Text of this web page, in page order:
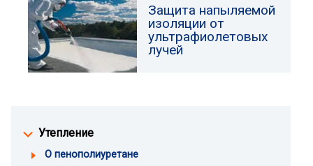
Утепление
О пенополиуретане
Защита напыляемой
изоляции от
ультрафиолетовых
лучей